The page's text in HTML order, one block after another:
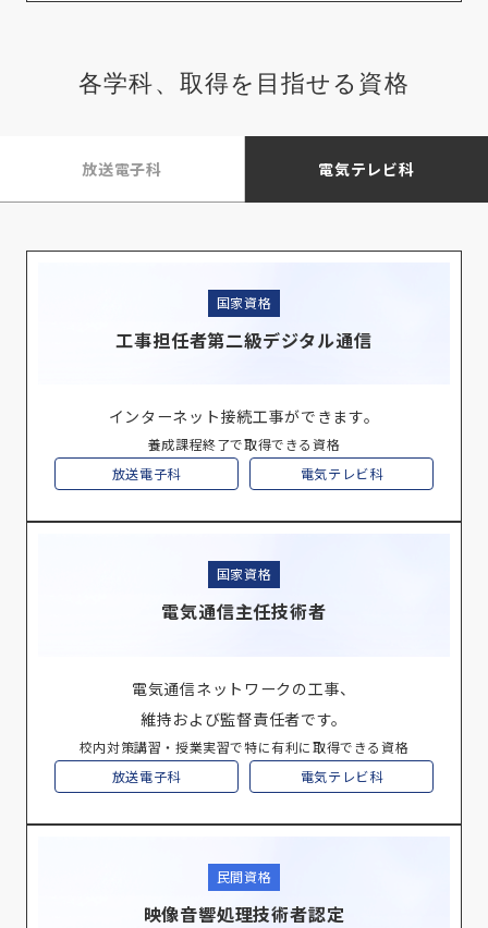
各学科、取得を目指せる資格
放送電子科 電気テレビ科
国家資格
工事担任者第二級デジタル通信
インターネット接続工事ができます。
養成課程終了で取得できる資格
放送電子科 電気テレビ科
国家資格
電気通信主任技術者
電気通信ネットワークの工事、
維持および監督責任者です。
校内対策講習・授業実習で特に有利に取得できる資格
放送電子科 電気テレビ科
民間資格
映像音響処理技術者認定